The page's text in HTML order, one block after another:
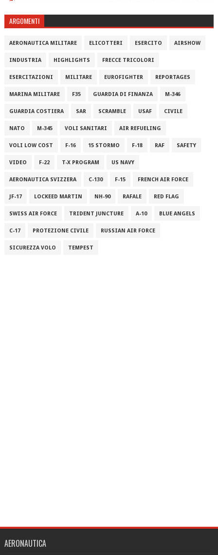
ARGOMENTI
AERONAUTICA MILITARE ELICOTTERI ESERCITO AIRSHOW
INDUSTRIA HIGHLIGHTS FRECCE TRICOLORI
ESERCITAZIONI MILITARE EUROFIGHTER REPORTAGES
MARINA MILITARE F35 GUARDIA DI FINANZA M-346
GUARDIA COSTIERA SAR SCRAMBLE USAF CIVILE
NATO M-345 VOLI SANITARI AIR REFUELING
VOLI LOW COST F-16 15 STORMO F-18 RAF SAFETY
VIDEO F-22 T-X PROGRAM US NAVY
AERONAUTICA SVIZZERA C-130 F-15 FRENCH AIR FORCE
JF-17 LOCKEED MARTIN NH-90 RAFALE RED FLAG
SWISS AIR FORCE TRIDENT JUNCTURE A-10 BLUE ANGELS
C-17 PROTEZIONE CIVILE RUSSIAN AIR FORCE
SICUREZZA VOLO TEMPEST
AERONAUTICA